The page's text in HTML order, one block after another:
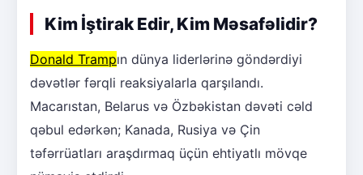
Kim İştirak Edir, Kim Məsafəlidir?
Donald Trampın dünya liderlərinə göndərdiyi
dəvətlər fərqli reaksiyalarla qarşılandı.
Macarıstan, Belarus və Özbəkistan dəvəti cəld
qəbul edərkən; Kanada, Rusiya və Çin
təfərrüatları araşdırmaq üçün ehtiyatlı mövqe